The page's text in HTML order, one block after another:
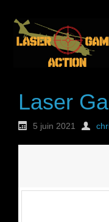
Laser
5 juin 2021